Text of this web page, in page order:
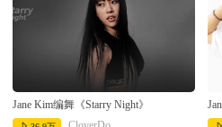
Jane Kim编舞《Starry Night》